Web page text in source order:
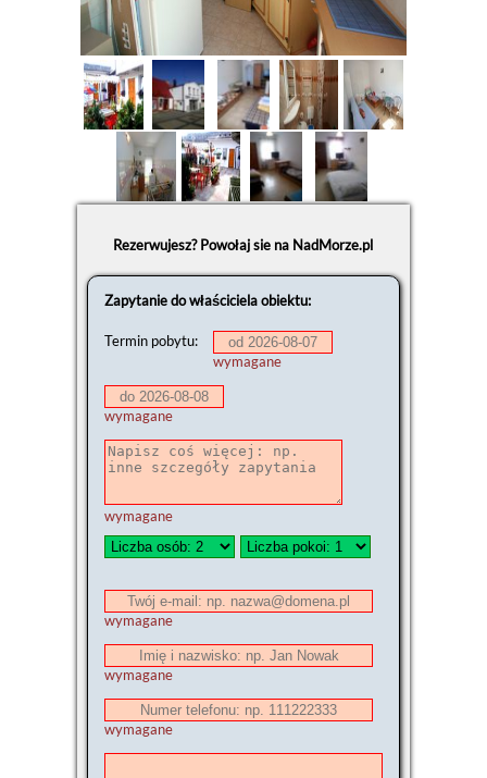
Rezerwujesz? Powołaj sie na NadMorze.pl
Zapytanie do właściciela obiektu:
Termin pobytu:
wymagane
wymagane
wymagane
wymagane
wymagane
wymagane